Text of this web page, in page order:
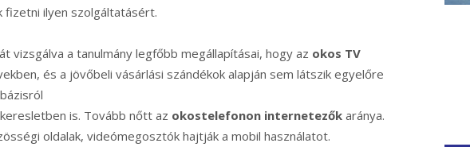
ilyen szolgáltatásért.
vizsgálva a tanulmány legfőbb megállapításai, hogy az okos TV
és a jövőbeli vásárlási szándékok alapján sem látszik egyelőre
is. Tovább nőtt az okostelefonon internetezők aránya.
oldalak, videómegosztók hajtják a mobil használatot.